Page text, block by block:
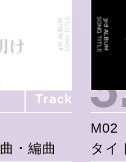
Track
・編曲
M02
タイ